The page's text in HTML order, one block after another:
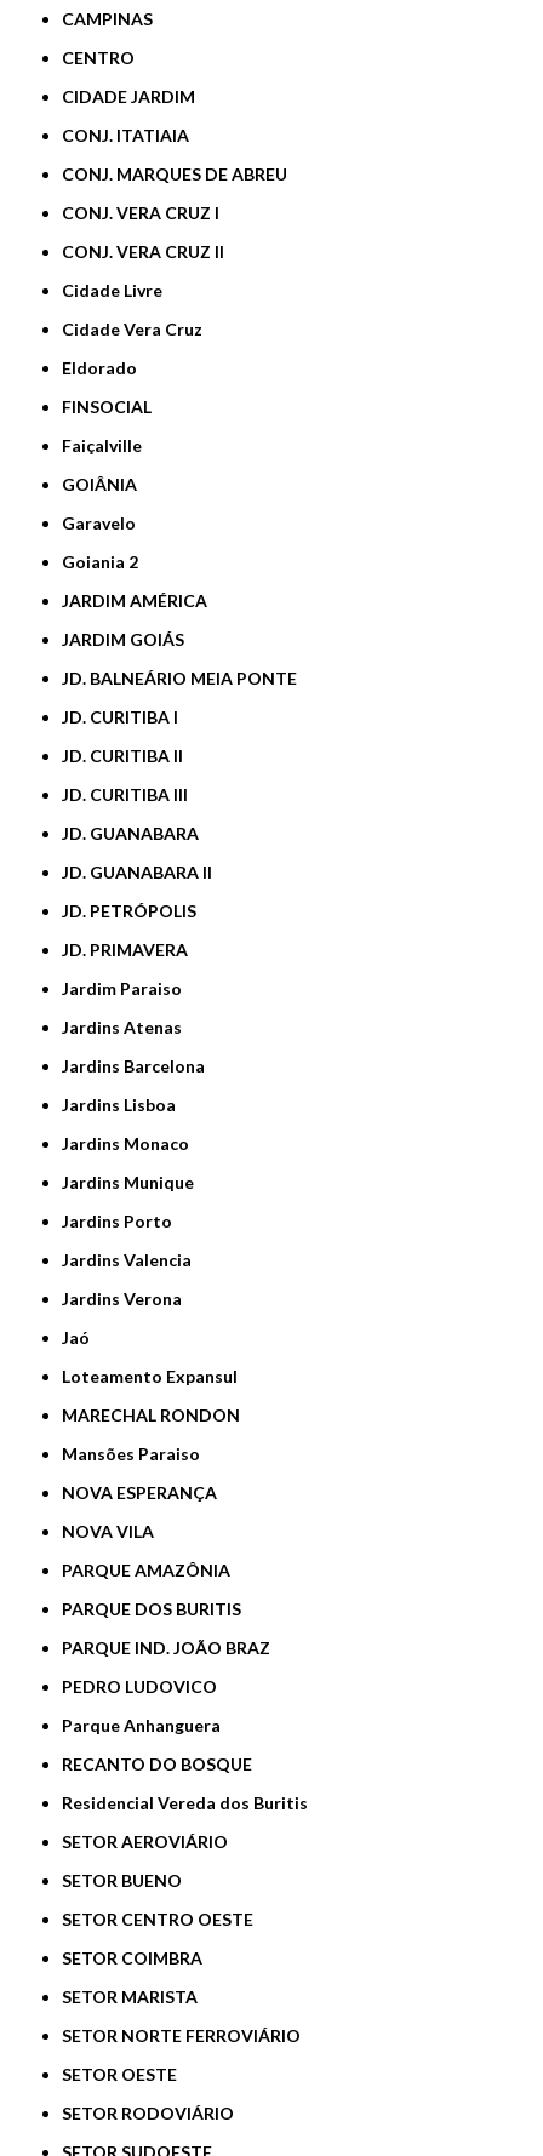
CAMPINAS
CENTRO
CIDADE JARDIM
CONJ. ITATIAIA
CONJ. MARQUES DE ABREU
CONJ. VERA CRUZ I
CONJ. VERA CRUZ II
Cidade Livre
Cidade Vera Cruz
Eldorado
FINSOCIAL
Faiçalville
GOIÂNIA
Garavelo
Goiania 2
JARDIM AMÉRICA
JARDIM GOIÁS
JD. BALNEÁRIO MEIA PONTE
JD. CURITIBA I
JD. CURITIBA II
JD. CURITIBA III
JD. GUANABARA
JD. GUANABARA II
JD. PETRÓPOLIS
JD. PRIMAVERA
Jardim Paraiso
Jardins Atenas
Jardins Barcelona
Jardins Lisboa
Jardins Monaco
Jardins Munique
Jardins Porto
Jardins Valencia
Jardins Verona
Jaó
Loteamento Expansul
MARECHAL RONDON
Mansões Paraiso
NOVA ESPERANÇA
NOVA VILA
PARQUE AMAZÔNIA
PARQUE DOS BURITIS
PARQUE IND. JOÃO BRAZ
PEDRO LUDOVICO
Parque Anhanguera
RECANTO DO BOSQUE
Residencial Vereda dos Buritis
SETOR AEROVIÁRIO
SETOR BUENO
SETOR CENTRO OESTE
SETOR COIMBRA
SETOR MARISTA
SETOR NORTE FERROVIÁRIO
SETOR OESTE
SETOR RODOVIÁRIO